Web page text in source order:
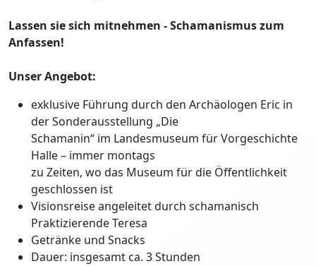
Lassen sie sich mitnehmen - Schamanismus zum
Anfassen!
Unser Angebot:
exklusive Führung durch den Archäologen Eric in
der Sonderausstellung „Die
Schamanin“ im Landesmuseum für Vorgeschichte
Halle – immer montags
zu Zeiten, wo das Museum für die Öffentlichkeit
geschlossen ist
Visionsreise angeleitet durch schamanisch
Praktizierende Teresa
Getränke und Snacks
Dauer: insgesamt ca. 3 Stunden